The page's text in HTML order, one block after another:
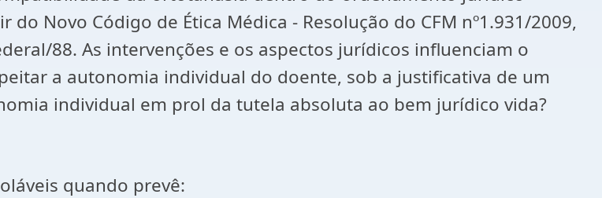
Novo Código de Ética Médica - Resolução do CFM nº1.931/2009,
88. As intervenções e os aspectos jurídicos influenciam o
a autonomia individual do doente, sob a justificativa de um
individual em prol da tutela absoluta ao bem jurídico vida?
quando prevê: